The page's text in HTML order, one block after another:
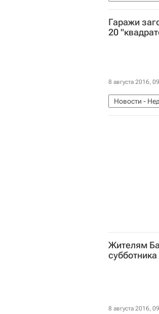
Россия
Гаражи
20
8 августа 2016,
Новости -
Жителям
субботника
8 августа 2016,